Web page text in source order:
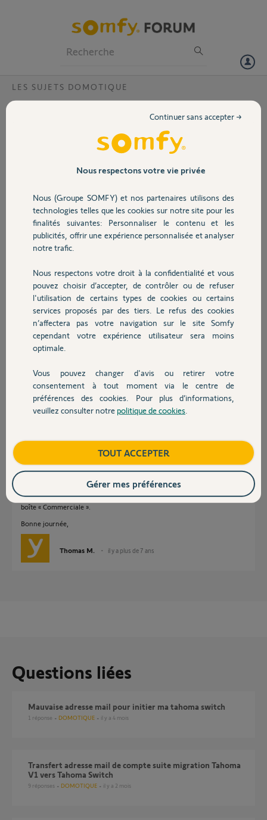
Volet
Sécurité
Domotique
Chauffage
Autres produits
Devis avec un pro
Contact
LES SUJETS DOMOTIQUE
Mauvaise adresse email activation
Je viens d'acheter ma box TAHOMA mais, en essayant de l'activer ce
matin, est sûrement par inadvertance, je me suis trompé dans l'email
"@gmail.com" au lieu de "@free.fr"
Serait-il possible de réinitialiser mon code PIN s'il vous plaît ?
Le voici : 1217-6826-6881
Gregory C.
il y a plus de 7 ans
Participer au fil de discussion
Réponses
Bonjour Grégory,
Cependant, je vois que vous disposez d'un adresse mail Free, nous nous
sommes rendu compte que Free classe les emails envoyés par le serveur
TaHoma dans sa boîte commerciale. Pour retrouver cette boîte de
réception "Commerciale", vous devrez vous rendre sur le Webmail de
Free. Si vous ne voyez pas de boîte commerciale, il faudra vous rendre
dans le menu « Paramètres », allez sur l’onglet « Dossiers » et activer la
boîte « Commerciale ».
Bonne journée,
Thomas M. il y a plus de 7 ans
Questions liées
Mauvaise adresse mail pour initier ma tahoma switch
1 réponse DOMOTIQUE il y a 4 mois
Transfert adresse mail de compte suite migration Tahoma
V1 vers Tahoma Switch
9 réponses DOMOTIQUE il y a 2 mois
Nous respectons votre vie privée
Nous (Groupe SOMFY) et nos partenaires utilisons des
technologies telles que les cookies sur notre site pour les
finalités suivantes: Personnaliser le contenu et les
publicités, offrir une expérience personnalisée et analyser
notre trafic.
Nous respectons votre droit à la confidentialité et vous
pouvez choisir d’accepter, de contrôler ou de refuser
l'utilisation de certains types de cookies ou certains
services proposés par des tiers. Le refus des cookies
n’affectera pas votre navigation sur le site Somfy
cependant votre expérience utilisateur sera moins
optimale.
Vous pouvez changer d'avis ou retirer votre
consentement à tout moment via le centre de
préférences des cookies. Pour plus d’informations,
veuillez consulter notre politique de cookies
Continuer sans accepter →
TOUT ACCEPTER
Gérer mes préférences